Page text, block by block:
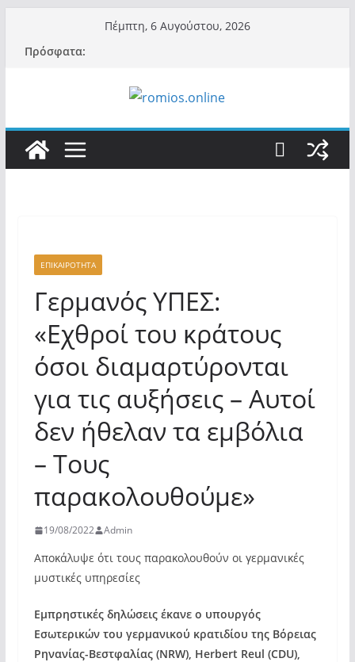
περιεχόμενο
Πέμπτη, 6 Αυγούστου, 2026
Πρόσφατα:
ΕΠΙΚΑΙΡΟΤΗΤΑ
Γερμανός ΥΠΕΣ:
«Εχθροί του κράτους
όσοι διαμαρτύρονται
για τις αυξήσεις – Αυτοί
δεν ήθελαν τα εμβόλια
– Τους
παρακολουθούμε»
19/08/2022 Admin
Αποκάλυψε ότι τους παρακολουθούν οι γερμανικές
μυστικές υπηρεσίες
Εμπρηστικές δηλώσεις έκανε ο υπουργός
Εσωτερικών του γερμανικού κρατιδίου της Βόρειας
Ρηνανίας-Βεστφαλίας (NRW), Herbert Reul (CDU),